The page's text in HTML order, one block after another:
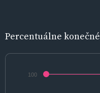
Percentuálne konečné
100